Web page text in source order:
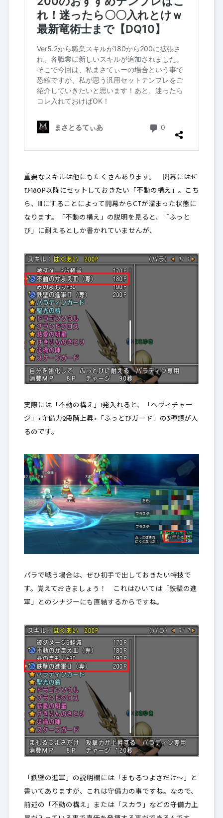
重要なスキルは他にもたくさんあります。 開幕にはぜ
ひ180P以降にセットしておきたい「不動の構え」。こち
ら、 Ⅲにすることによって開幕からCTが溜まった状態に
なります。「不動の構え」の説明を見ると、「ふっと
び」に耐えるとしか書かれていませんが、
実際には「不動の構え」1発入れると、 「ヘヴィチャー
ジ」+守備力2段階上昇+「ふっとびガード」の3種類が入
るのです。
パラで戦う場合は、ぜひ初手で出しておきたい特技で
す。覚えておきましょう！ これはひいては「鉄壁の進
軍」とのシナジーにも直結するからですね。
「鉄壁の進軍」の説明欄には「まもるつよさだけ～」と
書いてありますが、これは守備力の事ですね。なので、
前述の「不動の構え」または「スカラ」などの守備力上